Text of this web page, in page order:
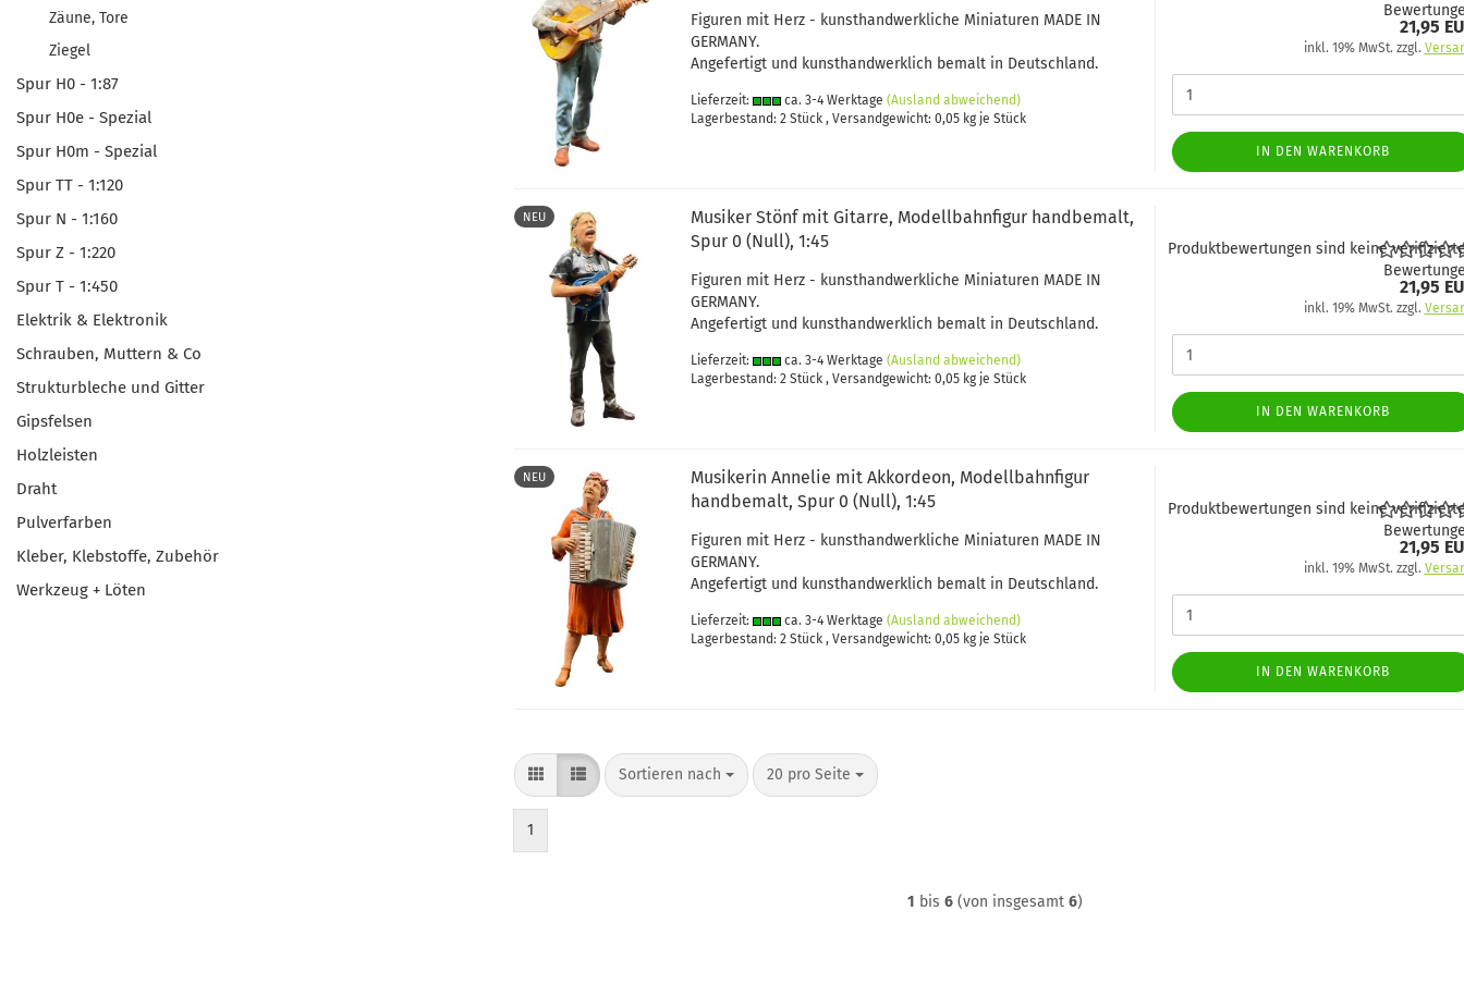
Figuren mit Herz - kunsthandwerkliche Miniaturen MADE IN
GERMANY.
Angefertigt und kunsthandwerklich bemalt in Deutschland.
Lieferzeit: ca. 3-4 Werktage (Ausland abweichend)
Lagerbestand: 2 Stück , Versandgewicht: 0,05kg je Stück
21,95
inkl. 19% MwSt. zzgl.
IN DEN WARENKORB
NEU
Musiker Stönf mit Gitarre, Modellbahnfigur handbemalt,
Spur 0 (Null), 1:45
Figuren mit Herz - kunsthandwerkliche Miniaturen MADE IN
GERMANY.
Angefertigt und kunsthandwerklich bemalt in Deutschland.
Lieferzeit: ca. 3-4 Werktage (Ausland abweichend)
Lagerbestand: 2 Stück , Versandgewicht: 0,05kg je Stück
Produktbewertungen sind keine
21,95
inkl. 19% MwSt. zzgl.
IN DEN WARENKORB
NEU
Musikerin Annelie mit Akkordeon, Modellbahnfigur
handbemalt, Spur 0 (Null), 1:45
Figuren mit Herz - kunsthandwerkliche Miniaturen MADE IN
GERMANY.
Angefertigt und kunsthandwerklich bemalt in Deutschland.
Lieferzeit: ca. 3-4 Werktage (Ausland abweichend)
Lagerbestand: 2 Stück , Versandgewicht: 0,05kg je Stück
Produktbewertungen sind keine
21,95
inkl. 19% MwSt. zzgl.
IN DEN WARENKORB
Sortieren nach
Sortieren nach 20 pro Seite
pro Seite
1
1 bis 6(von insgesamt 6)
Zäune, Tore
Ziegel
Spur H0 - 1:87
Spur H0e - Spezial
Spur H0m - Spezial
Spur TT - 1:120
Spur N - 1:160
Spur Z - 1:220
Spur T - 1:450
Elektrik & Elektronik
Schrauben, Muttern & Co
Strukturbleche und Gitter
Gipsfelsen
Holzleisten
Draht
Pulverfarben
Kleber, Klebstoffe, Zubehör
Werkzeug + Löten